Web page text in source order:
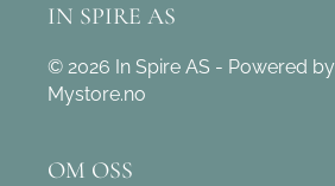
IN SPIRE AS
© 2026 In Spire AS - Powered by
Mystore.no
OM OSS